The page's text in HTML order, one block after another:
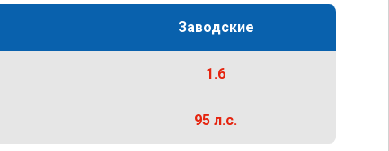
Заводские
1.6
95 л.с.